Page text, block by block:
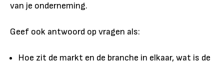
van je onderneming.
Geef ook antwoord op vragen als:
Hoe zit de markt en de branche in elkaar, wat is de